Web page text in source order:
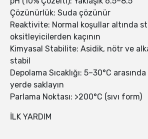
Çözünürlük: Suda çözünür
Reaktivite: Normal koşullar altında
oksitleyicilerden kaçının
Kimyasal Stabilite: Asidik, nötr ve
stabil
Depolama Sıcaklığı: 5–30°C
yerde saklayın
Parlama Noktası: >200°C (sıvı form)
İLK YARDIM